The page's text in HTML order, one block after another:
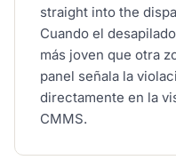
straight into the
Cuando el
más joven que otra
panel señala la
directamente en la
CMMS.